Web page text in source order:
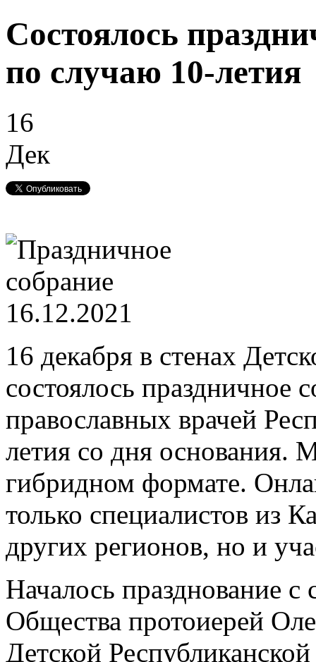
Состоялось
по случаю 10-летия
16
Дек
16 декабря в стенах
состоялось праздничное
православных врачей
летия со дня основания.
гибридном формате.
только специалистов из
других регионов, но и
Началось празднование
Общества протоиерей
Детской